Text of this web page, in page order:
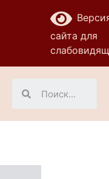
сайта для